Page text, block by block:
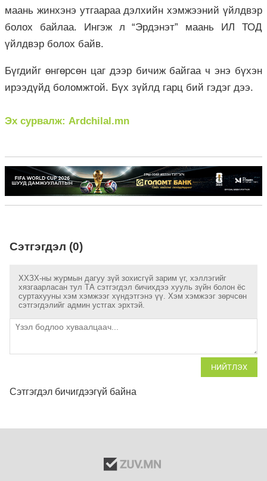
маань жинхэнэ утгаараа дэлхийн хэмжээний үйлдвэр
болох байлаа. Ингэж л “Эрдэнэт” маань ИЛ ТОД
үйлдвэр болох байв.
Бүгдийг өнгөрсөн цаг дээр бичиж байгаа ч энэ бүхэн
ирээдүйд боломжтой. Бүх зүйлд гарц бий гэдэг дээ.
Эх сурвалж: Ardchilal.mn
Сэтгэгдэл (0)
ХХЗХ-ны журмын дагуу зүй зохисгүй зарим үг, хэллэгийг
хязгаарласан тул ТА сэтгэгдэл бичихдээ хууль зүйн болон ёс
суртахууны хэм хэмжээг хүндэтгэнэ үү. Хэм хэмжээг зөрчсөн
сэтгэгдэлийг админ устгах эрхтэй.
НИЙТЛЭХ
Сэтгэгдэл бичигдээгүй байна